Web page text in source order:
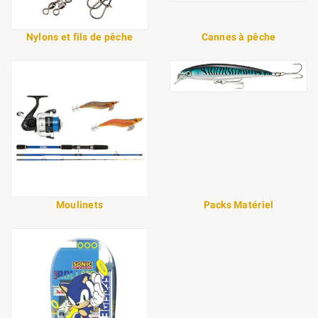
Nylons et fils de pêche Cannes à pêche
Moulinets Packs Matériel